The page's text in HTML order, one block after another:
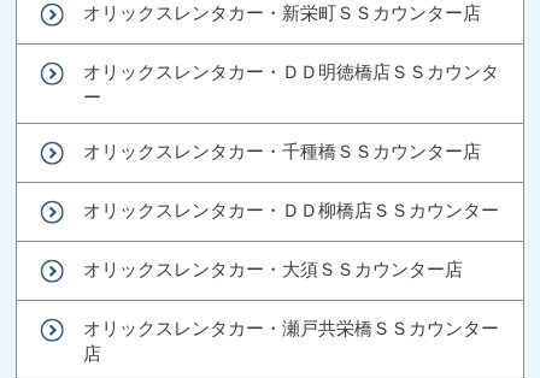
オリックスレンタカー・新栄町ＳＳカウンター店
オリックスレンタカー・ＤＤ明徳橋店ＳＳカウンタ
ー
オリックスレンタカー・千種橋ＳＳカウンター店
オリックスレンタカー・ＤＤ柳橋店ＳＳカウンター
オリックスレンタカー・大須ＳＳカウンター店
オリックスレンタカー・瀬戸共栄橋ＳＳカウンター
店